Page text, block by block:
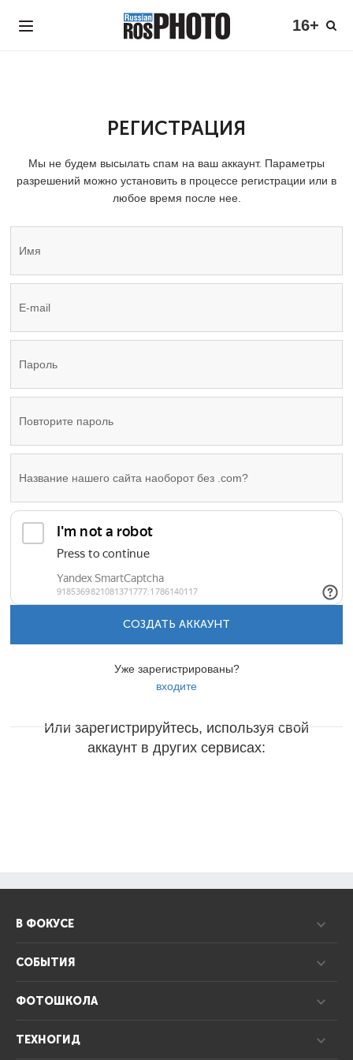
16+
РЕГИСТРАЦИЯ
Мы не будем высылать спам на ваш аккаунт. Параметры
разрешений можно установить в процессе регистрации или в
любое время после нее.
СОЗДАТЬ АККАУНТ
Уже зарегистрированы?
входите
Или зарегистрируйтесь, используя свой
аккаунт в других сервисах:
В ФОКУСЕ
СОБЫТИЯ
ФОТОШКОЛА
ТЕХНОГИД